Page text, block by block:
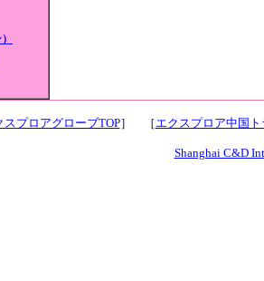
スプロアグローブTOP］ ［ エクスプロア中国ト
Shanghai C&D